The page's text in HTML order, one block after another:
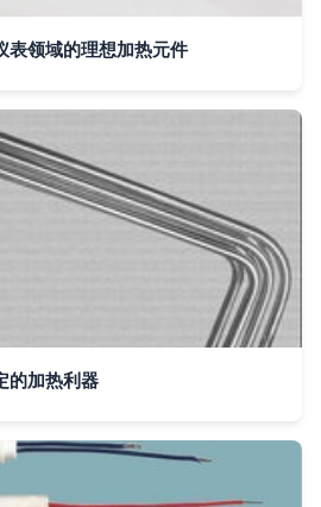
表领域的理想加热元件
的加热利器